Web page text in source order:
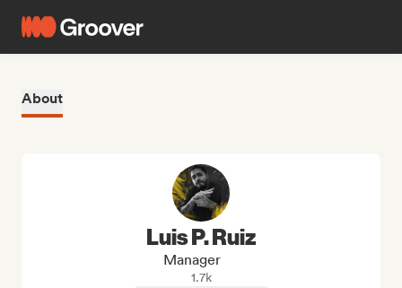
About
Luis P. Ruiz
Manager
1.7k